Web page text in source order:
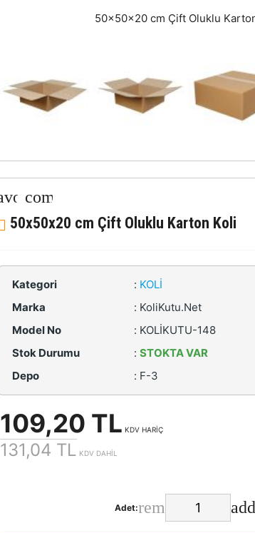
50x50x20 cm Çift Oluklu
50x50x20 cm Çift Oluklu Karton Koli
Kategori : KOLI
Marka
: KoliKutu.Net
Model No
: KOLİKUTU-148
Stok Durumu
: STOKTA VAR
Depo
: F-3
109,20 TL KDV HARİÇ
131,04 TL KDV DAHİL
Adet: